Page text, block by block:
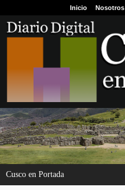
Inicio Nosotros
Cusco en Portada